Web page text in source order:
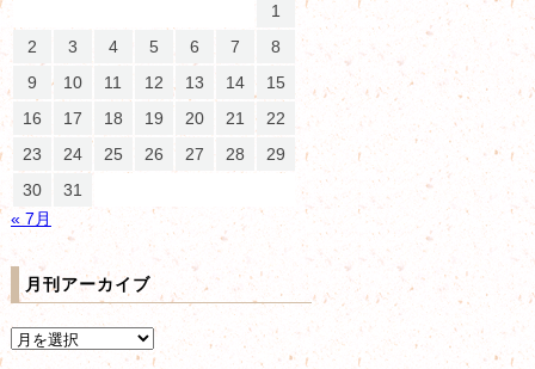
1
2
3 4 5 6 7
8
9
10 11 12 13 14
15
16
17 18 19 20 21
22
23
24 25 26 27 28
29
30
31
« 7月
月刊アーカイブ